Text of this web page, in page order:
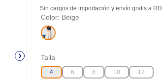
Sin cargos de importación y envío gratis a RD
Color: Beige
Talla
4 6 8 10 12